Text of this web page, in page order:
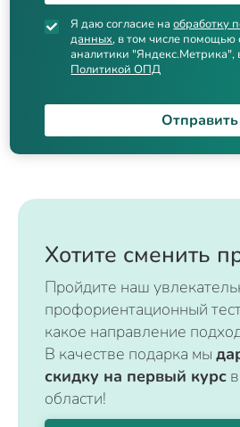
Я даю согласие наобработку
данных, в том числе помощью
аналитики "Яндекс.Метрика",
Политикой ОПД
Отправить
Хотите сменить
Пройдите наш
профориентационный
какое направление
В качестве подарка мы
скидку на первый курс
области!